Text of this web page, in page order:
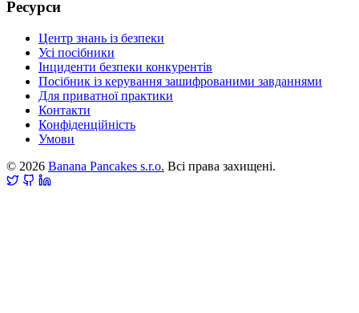
Ресурси
Центр знань із безпеки
Усі посібники
Інциденти безпеки конкурентів
Посібник із керування зашифрованими завданнями
Для приватної практики
Контакти
Конфіденційність
Умови
© 2026 Banana Pancakes s.r.o. Всі права захищені.